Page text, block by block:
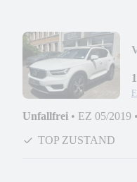
Unfallfrei • EZ 05/2019 •
TOP ZUSTAND